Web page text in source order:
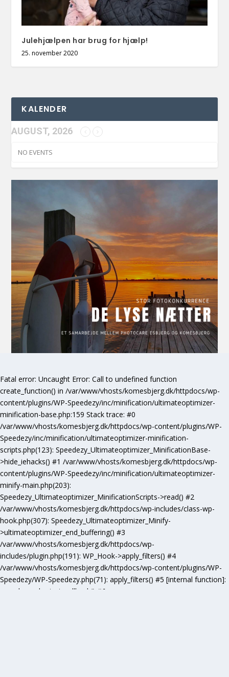
Julehjælpen har brug for hjælp!
25. november 2020
KALENDER
AUGUST, 2026
NO EVENTS
Fatal error: Uncaught Error: Call to undefined function
create_function() in /var/www/vhosts/komesbjerg.dk/httpdocs/wp-
content/plugins/WP-Speedezy/inc/minification/ultimateoptimizer-
minification-base.php:159 Stack trace: #0
/var/www/vhosts/komesbjerg.dk/httpdocs/wp-content/plugins/WP-
Speedezy/inc/minification/ultimateoptimizer-minification-
scripts.php(123): Speedezy_Ultimateoptimizer_MinificationBase-
>hide_iehacks() #1 /var/www/vhosts/komesbjerg.dk/httpdocs/wp-
content/plugins/WP-Speedezy/inc/minification/ultimateoptimizer-
minify-main.php(203):
Speedezy_Ultimateoptimizer_MinificationScripts->read() #2
/var/www/vhosts/komesbjerg.dk/httpdocs/wp-includes/class-wp-
hook.php(307): Speedezy_Ultimateoptimizer_Minify-
>ultimateoptimizer_end_buffering() #3
/var/www/vhosts/komesbjerg.dk/httpdocs/wp-
includes/plugin.php(191): WP_Hook->apply_filters() #4
/var/www/vhosts/komesbjerg.dk/httpdocs/wp-content/plugins/WP-
Speedezy/WP-Speedezy.php(71): apply_filters() #5 [internal function]:
speedezy_ob_start_callback() #6